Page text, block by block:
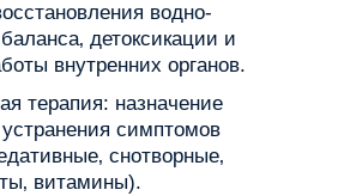
водно-
детоксикации и
внутренних органов.
терапия: назначение
симптомов
снотворные‚
витамины).